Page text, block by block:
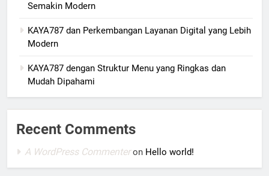
Semakin Modern
KAYA787 dan Perkembangan Layanan Digital yang Lebih
Modern
KAYA787 dengan Struktur Menu yang Ringkas dan
Mudah Dipahami
Recent Comments
A WordPress Commenteron Hello world!